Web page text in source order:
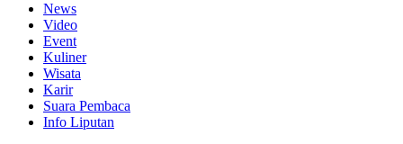
News
Video
Event
Kuliner
Wisata
Karir
Suara Pembaca
Info Liputan